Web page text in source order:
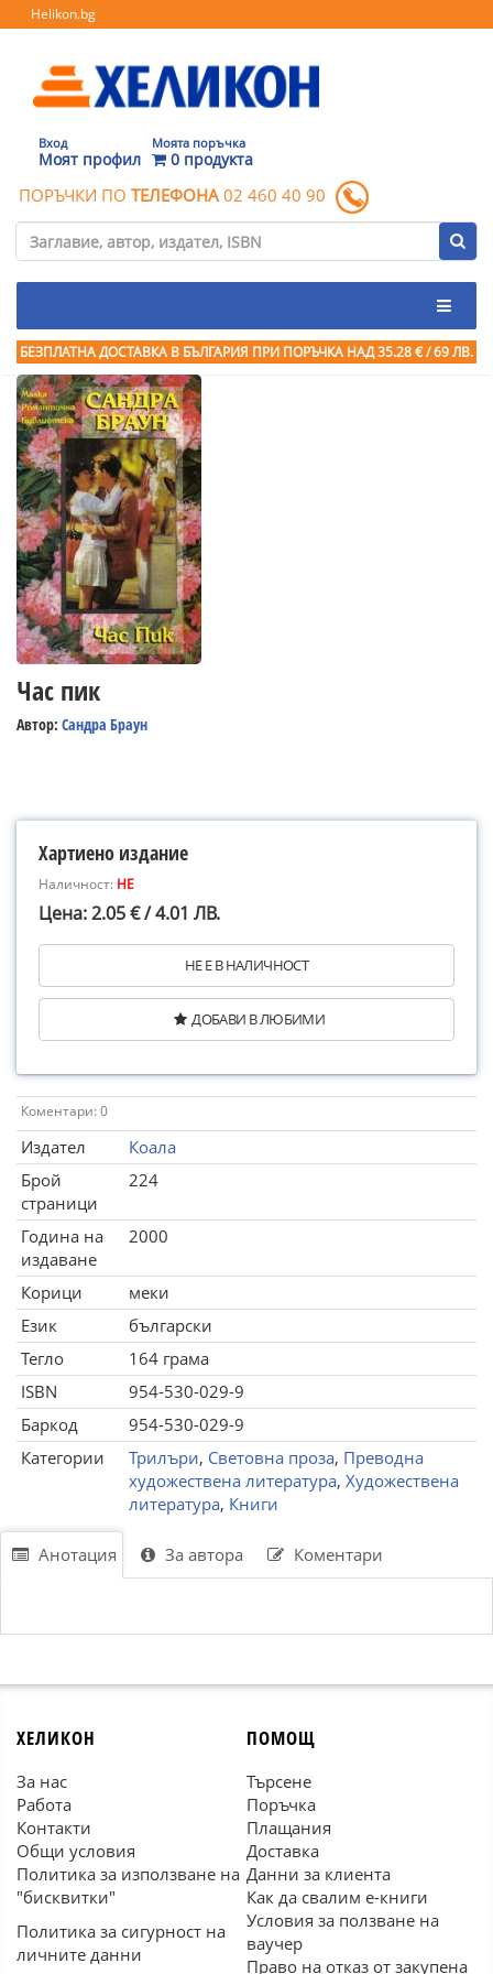
Helikon.bg
Вход
Моят профил
Моята поръчка
0 продукта
ПОРЪЧКИ ПО ТЕЛЕФОНА 02 460 40 90
БЕЗПЛАТНА ДОСТАВКА В БЪЛГАРИЯ ПРИ ПОРЪЧКА НАД 35.28 € / 69 ЛВ.
Час пик
Автор: Сандра Браун
Хартиено издание
Наличност: НЕ
Цена: 2.05 € / 4.01 ЛВ.
НЕ Е В НАЛИЧНОСТ
ДОБАВИ В ЛЮБИМИ
Коментари: 0
Издател
Коала
Брой
страници
224
Година на
издаване
2000
Корици
меки
Език
български
Тегло
164 грама
ISBN
954-530-029-9
Баркод
954-530-029-9
Категории
Трилъри, Световна проза, Преводна
художествена литература, Художествена
литература, Книги
Анотация За автора Коментари
ХЕЛИКОН
За нас
Работа
Контакти
Общи условия
Политика за използване на
"бисквитки"
Политика за сигурност на
личните данни
ПОМОЩ
Търсене
Поръчка
Плащания
Доставка
Данни за клиента
Как да свалим е-книги
Условия за ползване на
ваучер
Право на отказ от закупена